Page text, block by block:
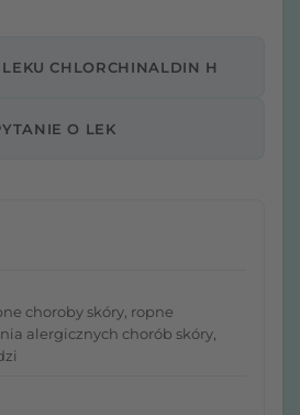
CHLORCHINALDIN H
O LEK
choroby skóry, ropne
alergicznych chorób skóry,